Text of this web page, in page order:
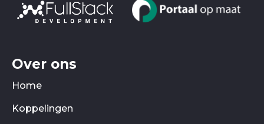
Over ons
Home
Koppelingen